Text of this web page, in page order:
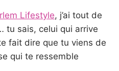
Lifestyle, j’ai tout de
tu sais, celui qui arrive
fait dire que tu viens de
qui te ressemble